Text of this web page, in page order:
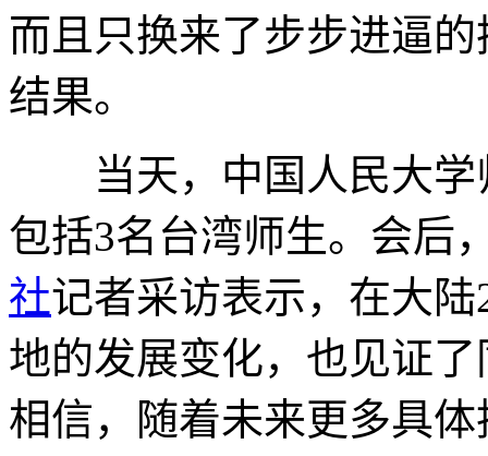
而且只换来了步步进逼
结果。
当天，中国人民大学
包括3名台湾师生。会后
社记者采访表示，在大
地的发展变化，也见证
相信，随着未来更多具